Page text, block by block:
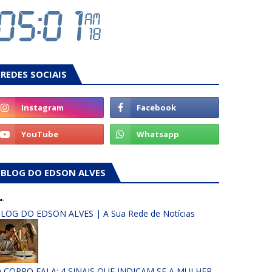
REDES SOCIAIS
BLOG DO EDSON ALVES
DO EDSON ALVES | A Sua Rede de Notícias